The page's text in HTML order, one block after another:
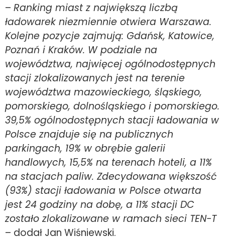
– Ranking miast z największą liczbą
ładowarek niezmiennie otwiera Warszawa.
Kolejne pozycje zajmują: Gdańsk, Katowice,
Poznań i Kraków. W podziale na
województwa, najwięcej ogólnodostępnych
stacji zlokalizowanych jest na terenie
województwa mazowieckiego, śląskiego,
pomorskiego, dolnośląskiego i pomorskiego.
39,5% ogólnodostępnych stacji ładowania w
Polsce znajduje się na publicznych
parkingach, 19% w obrębie galerii
handlowych, 15,5% na terenach hoteli, a 11%
na stacjach paliw. Zdecydowana większość
(93%) stacji ładowania w Polsce otwarta
jest 24 godziny na dobę, a 11% stacji DC
zostało zlokalizowane w ramach sieci TEN-T
– dodał Jan Wiśniewski.